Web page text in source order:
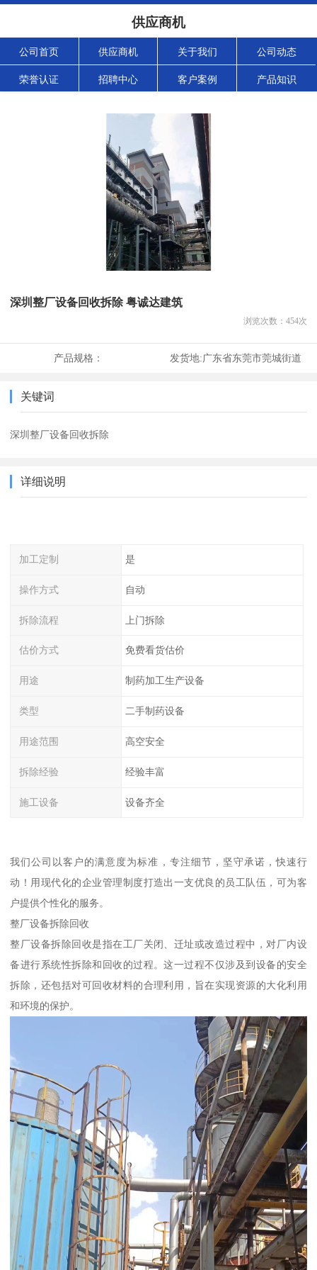
供应商机
公司首页 供应商机 关于我们 公司动态
荣誉认证 招聘中心 客户案例 产品知识
深圳整厂设备回收拆除 粤诚达建筑
浏览次数： 454次
产品规格： 发货地:广东省东莞市莞城街道
关键词
深圳整厂设备回收拆除
详细说明
加工定制 是
操作方式 自动
拆除流程 上门拆除
估价方式 免费看货估价
用途 制药加工生产设备
类型 二手制药设备
用途范围 高空安全
拆除经验 经验丰富
施工设备 设备齐全
我们公司以客户的满意度为标准，专注细节，坚守承诺，快速行
动！用现代化的企业管理制度打造出一支优良的员工队伍，可为客
户提供个性化的服务。
整厂设备拆除回收
整厂设备拆除回收是指在工厂关闭、迁址或改造过程中，对厂内设
备进行系统性拆除和回收的过程。这一过程不仅涉及到设备的安全
拆除，还包括对可回收材料的合理利用，旨在实现资源的大化利用
和环境的保护。